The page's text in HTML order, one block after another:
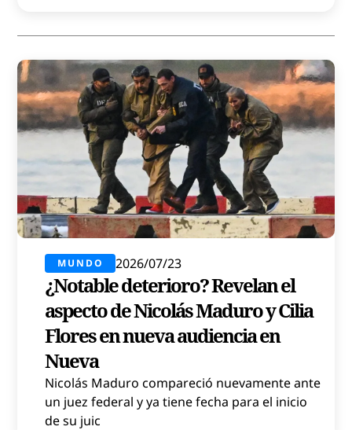
MUNDO 2026/07/23
¿Notable deterioro? Revelan el
aspecto de Nicolás Maduro y Cilia
Flores en nueva audiencia en
Nueva
Nicolás Maduro compareció nuevamente ante
un juez federal y ya tiene fecha para el inicio
de su juic